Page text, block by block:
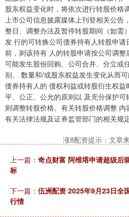
股东权益变化时，将依次进行转股价格
上市公司信息披露媒体上刊登相关公告
整日、调整办法及暂停转股期间（如需
发 行的可转换公司债券持有人转股申
前，则该持有 人的转股申请按公司调
可能发生股份回购、公司合并、分立或
别、 数量和/或股东权益发生变化从而
债券持有人的 债权利益或转股衍生权
平、公正、公允的原则以 及充分保护
则调整转股价格。有关转股价格调整
有关法律法规及证券监管部门的相关规
涨8配资提示：文章
上一篇： 奇点财富 阿维塔申请超级后
标
下一篇： 伍洲配资 2025年9月23日全
行情